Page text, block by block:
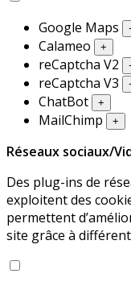
Google Maps
Calameo +
reCaptcha V2
reCaptcha V3
ChatBot +
MailChimp +
Réseaux sociaux/
Des plug-ins de
exploitent des
permettent
site grâce à